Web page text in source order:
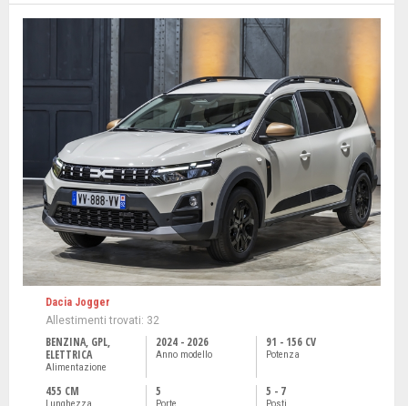
Dacia Jogger
Allestimenti trovati: 32
BENZINA, GPL,
ELETTRICA
Alimentazione
2024 - 2026
Anno modello
91 - 156 CV
Potenza
455 CM 5 5 - 7